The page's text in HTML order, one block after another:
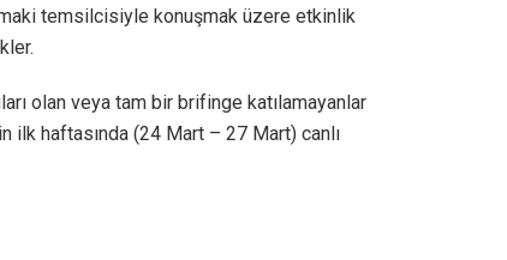
temsilcisiyle konuşmak üzere etkinlik
olan veya tam bir brifinge katılamayanlar
ilk haftasında (24 Mart – 27 Mart) canlı